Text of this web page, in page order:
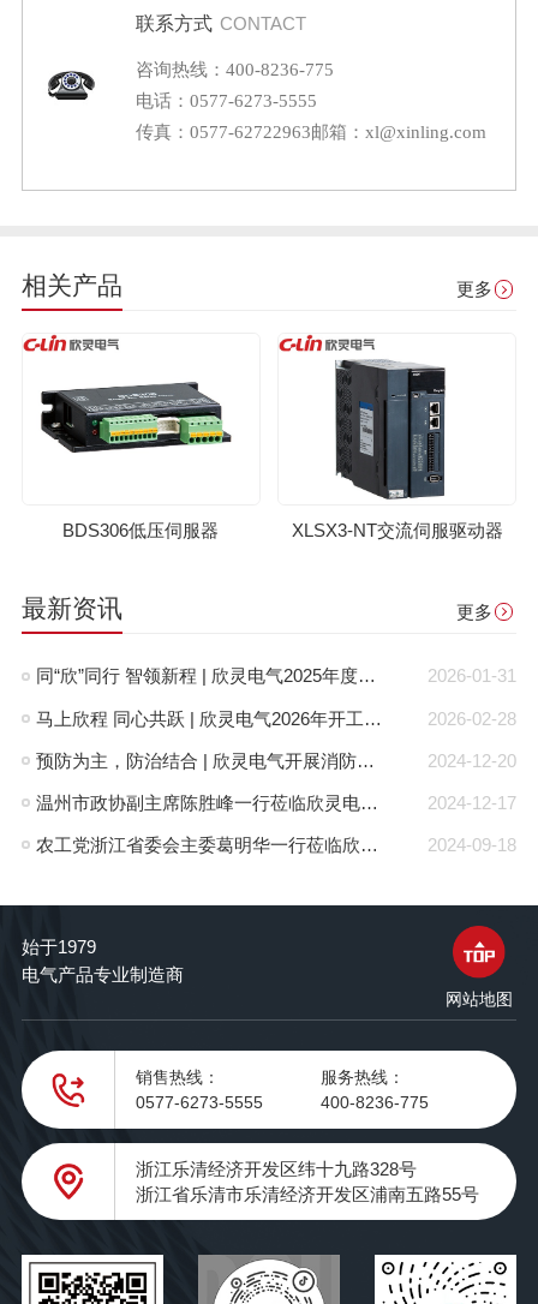
联系方式 CONTACT
咨询热线：400-8236-775
电话：0577-6273-5555
传真：0577-62722963邮箱：xl@xinling.com
相关产品 更多
BDS306低压伺服器 XLSX3-NT交流伺服驱动器
最新资讯 更多
2026-01-31
同“欣”同行 智领新程 | 欣灵电气2025年度表彰总结大会暨新年酒会成功举办！
2026-02-28
马上欣程 同心共跃 | 欣灵电气2026年开工大吉！
2024-12-20
预防为主，防治结合 | 欣灵电气开展消防应急预案演练活动
2024-12-17
温州市政协副主席陈胜峰一行莅临欣灵电气调研指导
2024-09-18
农工党浙江省委会主委葛明华一行莅临欣灵电气考察调研
始于1979
电气产品专业制造商
网站地图
销售热线：
0577-6273-5555
服务热线：
400-8236-775
浙江乐清经济开发区纬十九路328号
浙江省乐清市乐清经济开发区浦南五路55号